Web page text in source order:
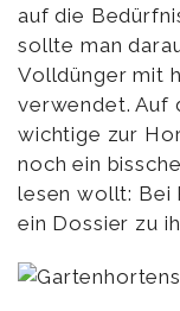
auf die
sollte man
Volldünger mit
verwendet. Auf
wichtige zur
noch ein
lesen wollt: Bei
ein Dossier zu